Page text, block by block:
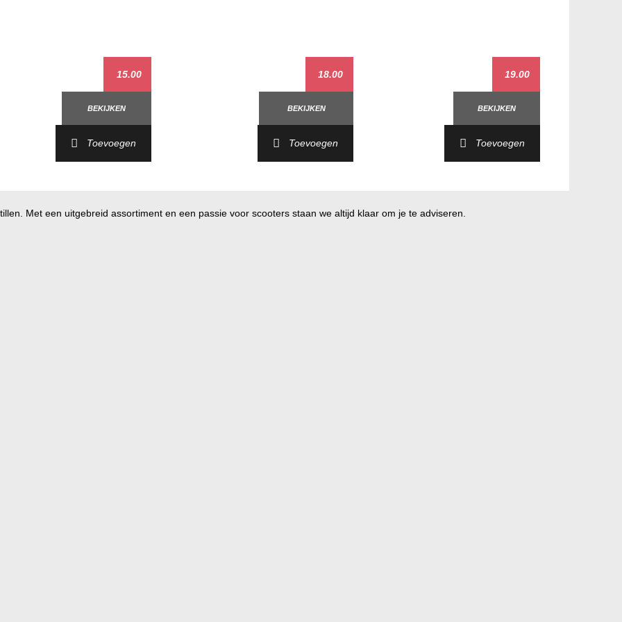
15.00
BEKIJKEN
Toevoegen
18.00
BEKIJKEN
Toevoegen
19.00
BEKIJKEN
Toevoegen
Met een uitgebreid assortiment en een passie voor scooters staan we altijd klaar om je te adviseren.